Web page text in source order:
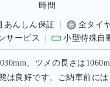
時間
あんしん保証
全タイ
サービス 小型特殊自
、ツメの長さは
は良好です。ご納車前に